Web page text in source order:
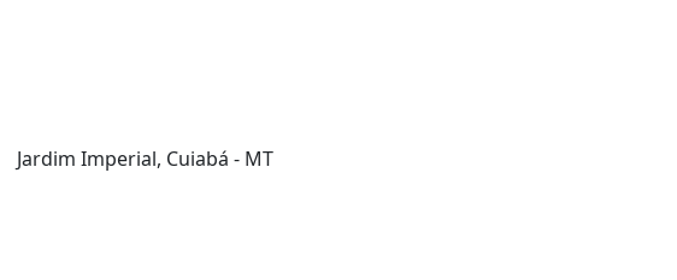
Jardim Imperial, Cuiabá - MT